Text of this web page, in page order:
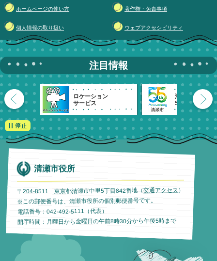
ホームページの使い方 著作権・免責事項
個人情報の取り扱い ウェブアクセシビリティ
注目情報
ロケーション
サービス
清瀬市
55周年記念
清瀬市役所
〒204-8511 東京都清瀬市中里5丁目842番地（交通アクセス ）
※この郵便番号は、清瀬市役所の個別郵便番号です。
電話番号：042-492-5111（代表）
開庁時間：月曜日から金曜日の午前8時30分から午後5時まで